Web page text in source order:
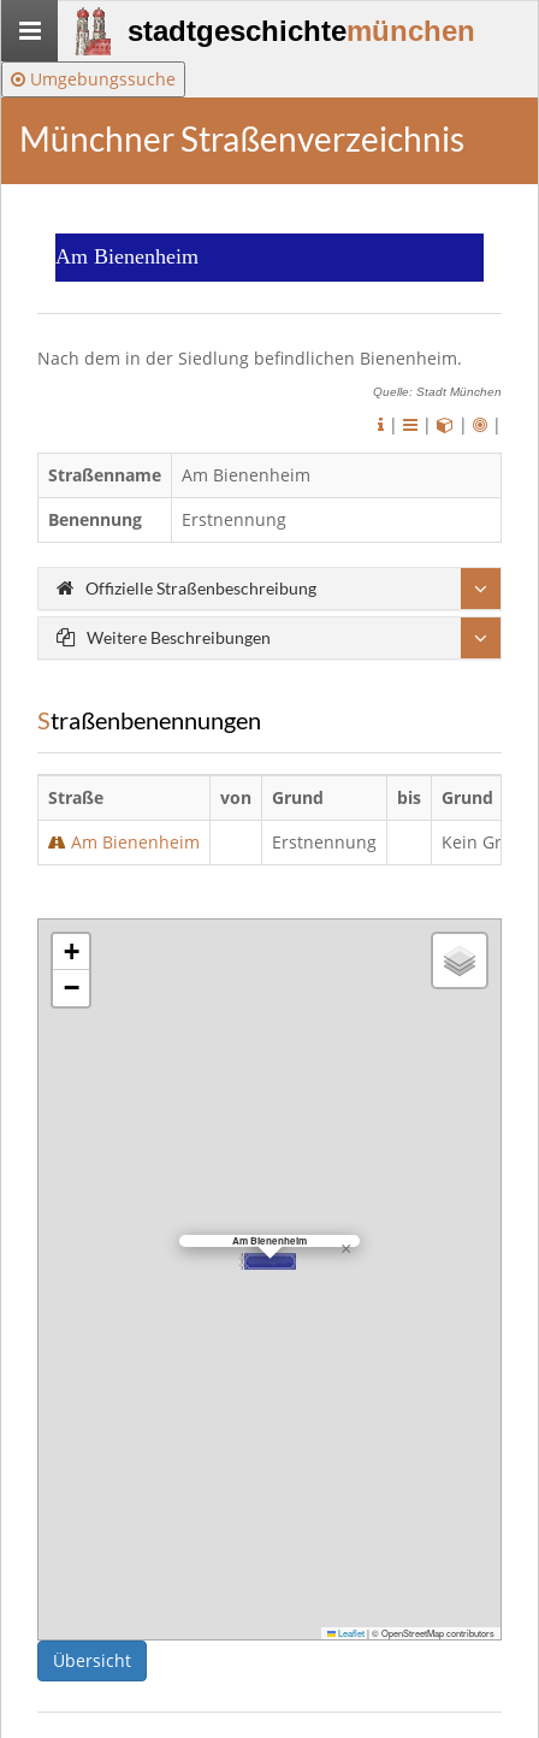
Stadtgeschichte-
München
stadtgeschichtemünchen
Umgebungssuche
Münchner Straßenverzeichnis
Am Bienenheim
Nach dem in der Siedlung befindlichen Bienenheim.
Quelle: Stadt München
| | | |
Straßenname
Am Bienenheim
Benennung
Erstnennung
Offizielle Straßenbeschreibung
Weitere Beschreibungen
Straßenbenennungen
Straße von Grund bis
Grund
Am Bienenheim
Erstnennung Kein
Am Bienenheim ×
+
−
Leaflet|© OpenStreetMap contributors
Übersicht